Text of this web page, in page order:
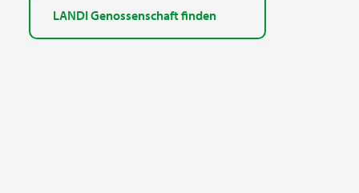
LANDI Genossenschaft finden